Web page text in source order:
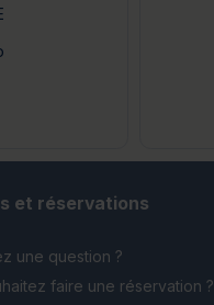
et réservations
une question ?
faire une réservation ?